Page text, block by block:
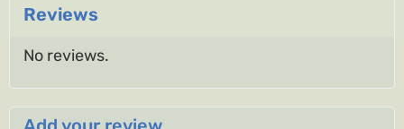
Reviews
No reviews.